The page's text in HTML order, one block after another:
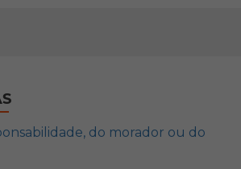
do morador ou do